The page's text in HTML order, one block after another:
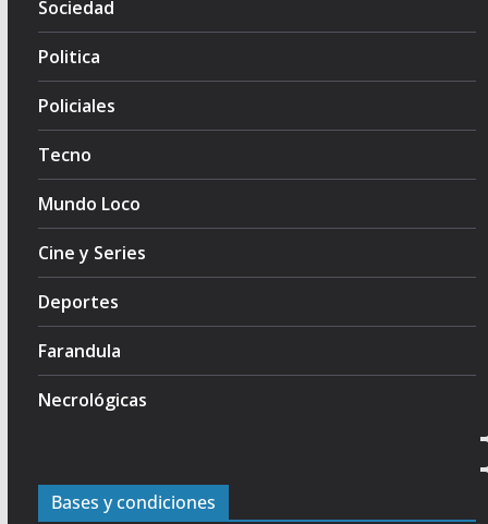
Sociedad
Politica
Policiales
Tecno
Mundo Loco
Cine y Series
Deportes
Farandula
Necrológicas
Bases y condiciones